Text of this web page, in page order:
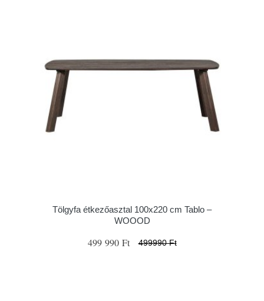
Tölgyfa étkezőasztal 100x220 cm Tablo –
WOOOD
499 990 Ft 499990 Ft